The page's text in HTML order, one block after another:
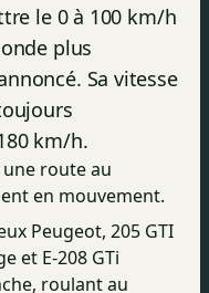
le 0 à 100 km/h
plus
Sa vitesse
km/h.